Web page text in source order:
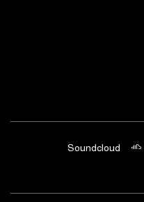
Soundcloud